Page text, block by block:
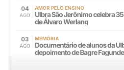
04
AGO
AMOR PELO ENSINO
Ulbra São Jerônimo celebra
de Álvaro Werlang
03
AGO
MEMÓRIA
Documentário de alunos da
depoimento de Bagre